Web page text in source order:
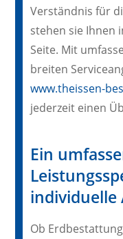
Verständnis für
stehen sie Ihnen
Seite. Mit
breiten
www.theissen-
jederzeit einen
Ein
individuelle
Ob